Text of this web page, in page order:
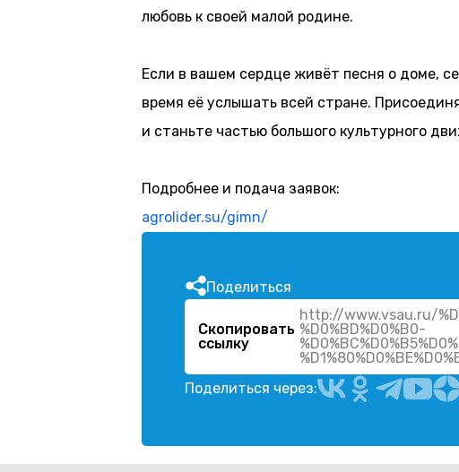
любовь к своей малой родине.
Если в вашем сердце живёт песня о доме,
время её услышать всей стране.
и станьте частью большого культурного
Подробнее и подача заявок:
agrolider.su/gimn/
Поделиться
Скопировать
ссылку
http://www.vsau.ru/
%D0%BD%D0%B0-
Поделиться через: